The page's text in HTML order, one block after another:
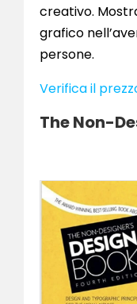
creativo.
grafico
persone.
Verifica il
The Non-